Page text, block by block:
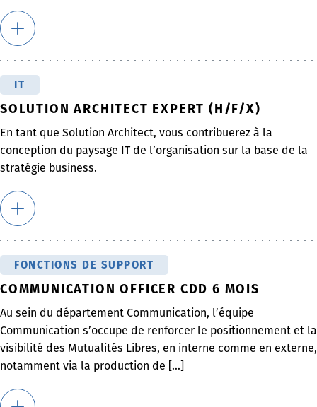
IT
SOLUTION ARCHITECT EXPERT (H/F/X)
En tant que Solution Architect, vous contribuerez à la
conception du paysage IT de l’organisation sur la base de la
stratégie business.
FONCTIONS DE SUPPORT
COMMUNICATION OFFICER CDD 6 MOIS
Au sein du département Communication, l’équipe
Communication s’occupe de renforcer le positionnement et la
visibilité des Mutualités Libres, en interne comme en externe,
notamment via la production de [...]